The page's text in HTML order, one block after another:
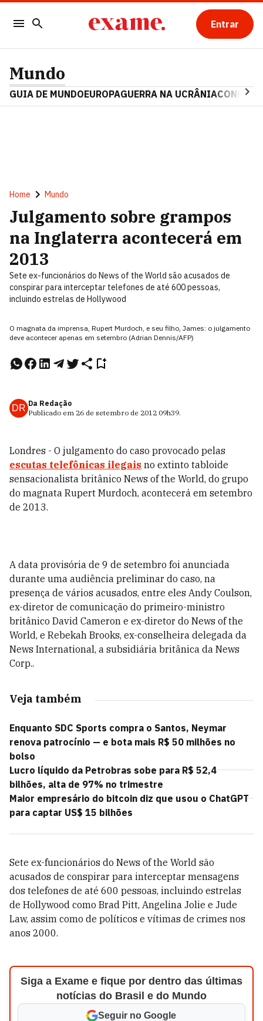
Entrar
Mundo
GUIA DE MUNDOEUROPAGUERRA NA UCRÂNIA
Home Mundo
Julgamento sobre grampos
na Inglaterra acontecerá em
2013
Sete ex-funcionários do News of the World são acusados de
conspirar para interceptar telefones de até 600 pessoas,
incluindo estrelas de Hollywood
O magnata da imprensa, Rupert Murdoch, e seu filho, James: o julgamento
deve acontecer apenas em setembro (Adrian Dennis/AFP)
DR Da Redação
Publicado em 26 de setembro de 2012 09h39.
Londres - O julgamento do caso provocado pelas
escutas telefônicas ilegais no extinto tabloide
sensacionalista britânico News of the World, do grupo
do magnata Rupert Murdoch, acontecerá em setembro
de 2013.
A data provisória de 9 de setembro foi anunciada
durante uma audiência preliminar do caso, na
presença de vários acusados, entre eles Andy Coulson,
ex-diretor de comunicação do primeiro-ministro
britânico David Cameron e ex-diretor do News of the
World, e Rebekah Brooks, ex-conselheira delegada da
News International, a subsidiária britânica da News
Corp..
Veja também
Enquanto SDC Sports compra o Santos, Neymar
renova patrocínio — e bota mais R$ 50 milhões no
bolso
Lucro líquido da Petrobras sobe para R$ 52,4
bilhões, alta de 97% no trimestre
Maior empresário do bitcoin diz que usou o ChatGPT
para captar US$ 15 bilhões
Sete ex-funcionários do News of the World são
acusados de conspirar para interceptar mensagens
dos telefones de até 600 pessoas, incluindo estrelas
de Hollywood como Brad Pitt, Angelina Jolie e Jude
Law, assim como de políticos e vítimas de crimes nos
anos 2000.
Siga a Exame e fique por dentro das últimas
notícias do Brasil e do Mundo
Seguir no Google